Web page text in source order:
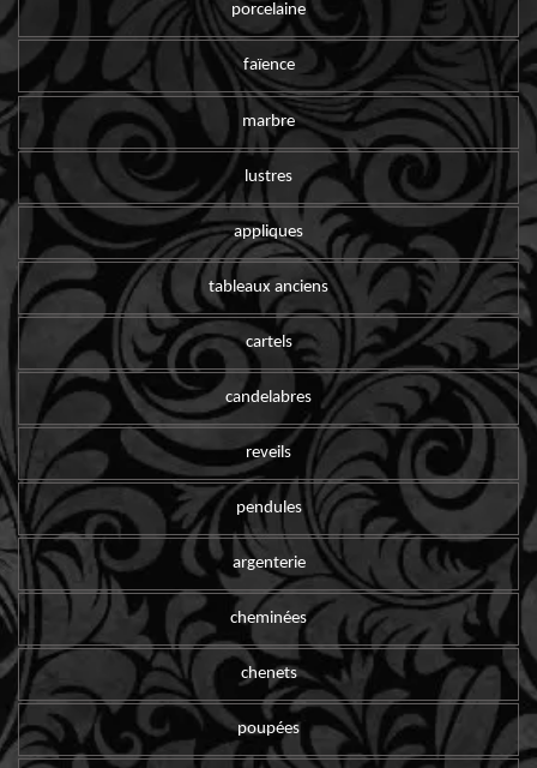
porcelaine
faïence
marbre
lustres
appliques
tableaux anciens
cartels
candelabres
reveils
pendules
argenterie
cheminées
chenets
poupées